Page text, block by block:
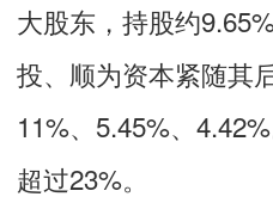
大股东，持股约
投、顺为资本紧随其
11%、5.45%、
超过23%。